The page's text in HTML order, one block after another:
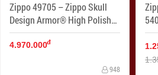
Zippo 49705 – Zippo Skull
Design Armor® High Polish
Blue
4.970.000đ
948